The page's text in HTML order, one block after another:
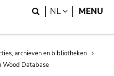
Search
NL LANGUAGE
MENU
archieven en bibliotheken
Wood Database